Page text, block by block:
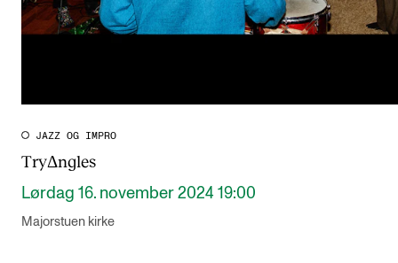
JAZZ OG IMPRO
TryΔngles
Lørdag 16. november 2024 19:00
Majorstuen kirke